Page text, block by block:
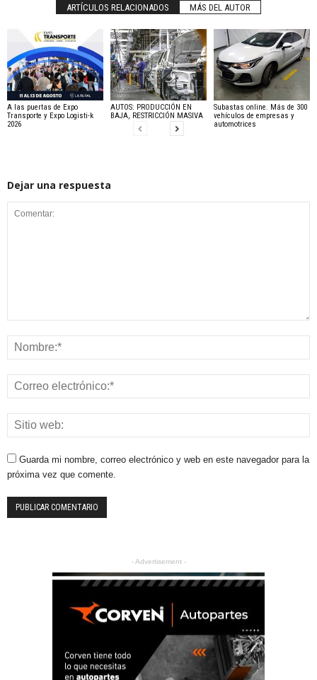
ARTÍCULOS RELACIONADOS MÁS DEL AUTOR
A las puertas de Expo
Transporte y Expo Logisti-k
2026
AUTOS: PRODUCCIÓN EN
BAJA, RESTRICCIÓN MASIVA
Subastas online. Más de 300
vehículos de empresas y
automotrices
Dejar una respuesta
Guarda mi nombre, correo electrónico y web en este navegador para la
próxima vez que comente.
- Advertisement -